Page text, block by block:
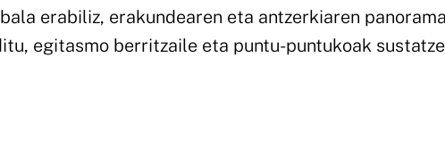
erabiliz, erakundearen eta antzerkiaren panorama
egitasmo berritzaile eta puntu-puntukoak